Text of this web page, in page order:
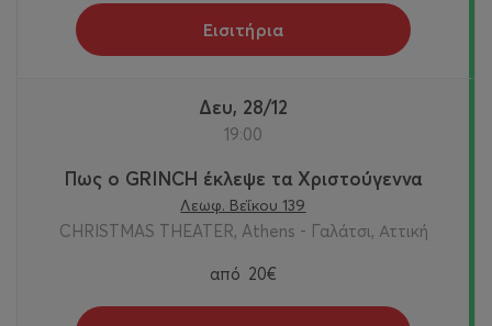
Εισιτήρια
Δευ, 28/12
19:00
Πως ο GRINCH έκλεψε τα Χριστούγεννα
Λεωφ. Βεΐκου 139
CHRISTMAS THEATER, Athens - Γαλάτσι, Αττική
από 20€